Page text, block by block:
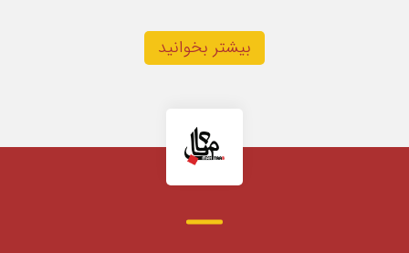
بیشتر بخوانید